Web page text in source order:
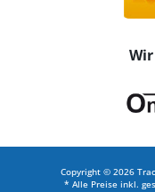
Copyright © 2026
* Alle Preise inkl.